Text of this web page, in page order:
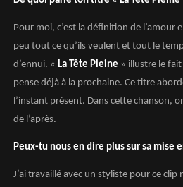
Pour moi, c’est la définition de
peu tout ce qu’ils veulent et tout le
d’ennui. « La Tête Pleine » illustre le
pense déjà à la prochaine. Ce titre
l’instant présent. Dans cette chanson,
de l’après.
Peux-tu nous en dire plus sur sa mise
J’ai travaillé avec un styliste pour ce